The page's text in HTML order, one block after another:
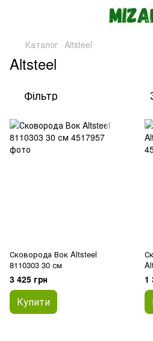
Каталог Altsteel
Altsteel
Фільтр
Сковорода Вок Altsteel
8110303 30 см
3 425 грн
Купити
1